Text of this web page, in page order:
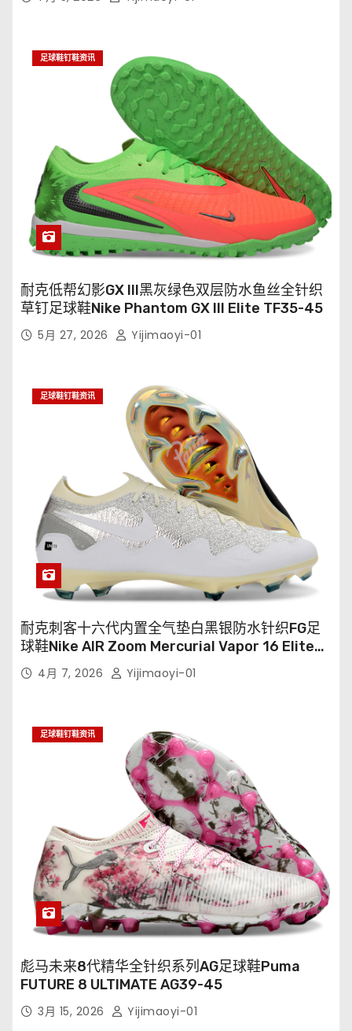
足球鞋钉鞋资讯
耐克低帮幻影GX III黑灰绿色双层防水鱼丝全针织
草钉足球鞋Nike Phantom GX III Elite TF35-45
5月 27, 2026 Yijimaoyi-01
足球鞋钉鞋资讯
耐克刺客十六代内置全气垫白黑银防水针织FG足
球鞋Nike AIR Zoom Mercurial Vapor 16 Elite
XXV FG35-45
4月 7, 2026 Yijimaoyi-01
足球鞋钉鞋资讯
彪马未来8代精华全针织系列AG足球鞋Puma
FUTURE 8 ULTIMATE AG39-45
3月 15, 2026 Yijimaoyi-01